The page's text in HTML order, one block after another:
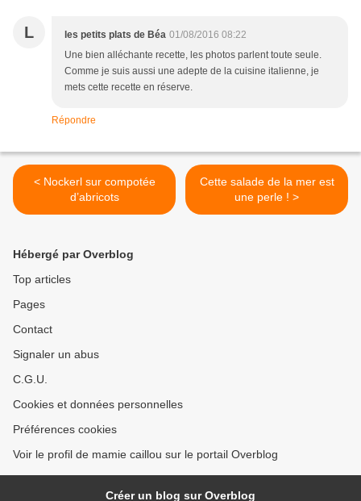
L les petits plats de Béa 01/08/2016 08:22
Une bien alléchante recette, les photos parlent toute seule.
Comme je suis aussi une adepte de la cuisine italienne, je
mets cette recette en réserve.
Répondre
< Nockerl sur compotée
d’abricots
Cette salade de la mer est
une perle ! >
Hébergé par Overblog
Top articles
Pages
Contact
Signaler un abus
C.G.U.
Cookies et données personnelles
Préférences cookies
Voir le profil de mamie caillou sur le portail Overblog
Créer un blog sur Overblog